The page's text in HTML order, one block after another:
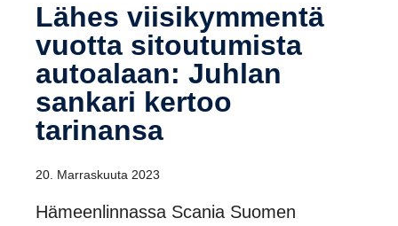
Lähes viisi­kym­mentä
vuotta sitou­tu­mista
autoa­laan: Juhlan
sankari kertoo
tarinansa
20. Marraskuuta 2023
Hämeenlinnassa Scania Suomen